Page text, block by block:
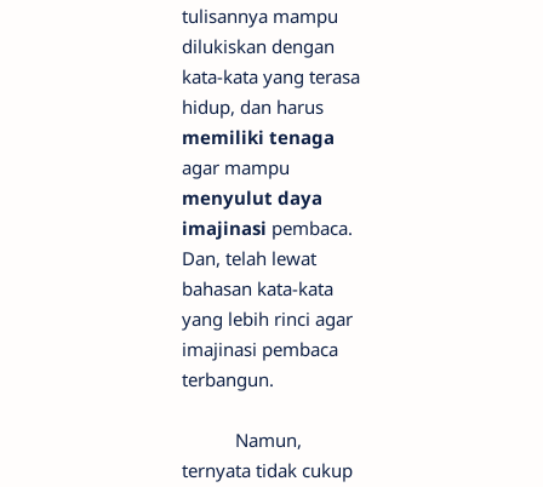
tulisannya mampu
dilukiskan dengan
kata-kata yang terasa
hidup, dan harus
memiliki tenaga
agar mampu
menyulut daya
imajinasi pembaca.
Dan, telah lewat
bahasan kata-kata
yang lebih rinci agar
imajinasi pembaca
terbangun.
Namun,
ternyata tidak cukup